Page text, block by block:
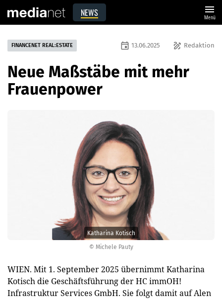
NEWS menu
Menü
© Michele Pauty
Katharina Kotisch
FINANCENET REAL:ESTATE draw Redaktion
event 13.06.2025
Neue Maßstäbe mit mehr
Frauenpower
WIEN. Mit 1. September 2025 übernimmt Katharina
Kotisch die Geschäftsführung der HC immOH!
Infrastruktur Services GmbH. Sie folgt damit auf Alen